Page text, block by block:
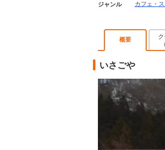
ジャンル
カフェ・
概要 ク
いさごや